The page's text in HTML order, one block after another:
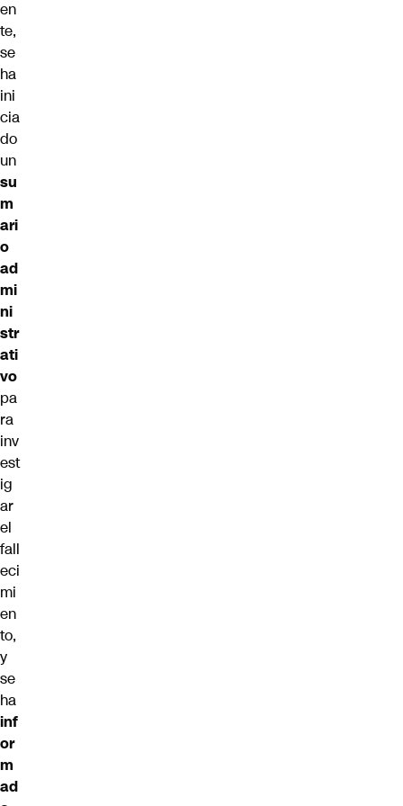
en
te,
se
ha
ini
cia
do
un
su
m
ari
o
ad
mi
ni
str
ati
vo
pa
ra
inv
est
ig
ar
el
fall
eci
mi
en
to,
y
se
ha
inf
or
m
ad